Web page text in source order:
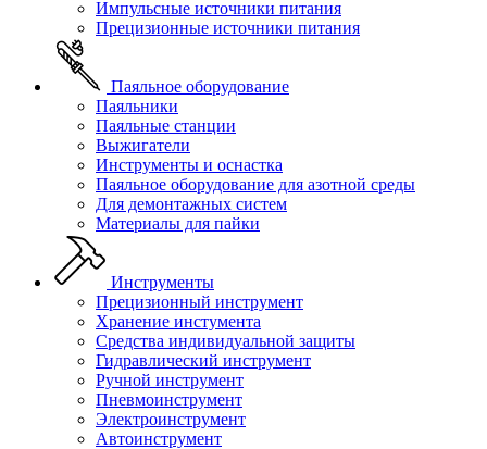
Импульсные источники питания
Прецизионные источники питания
Паяльное оборудование
Паяльники
Паяльные станции
Выжигатели
Инструменты и оснастка
Паяльное оборудование для азотной среды
Для демонтажных систем
Материалы для пайки
Инструменты
Прецизионный инструмент
Хранение инстумента
Средства индивидуальной защиты
Гидравлический инструмент
Ручной инструмент
Пневмоинструмент
Электроинструмент
Автоинструмент